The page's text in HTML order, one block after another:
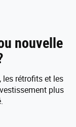
nouvelle
rétrofits et les
plus